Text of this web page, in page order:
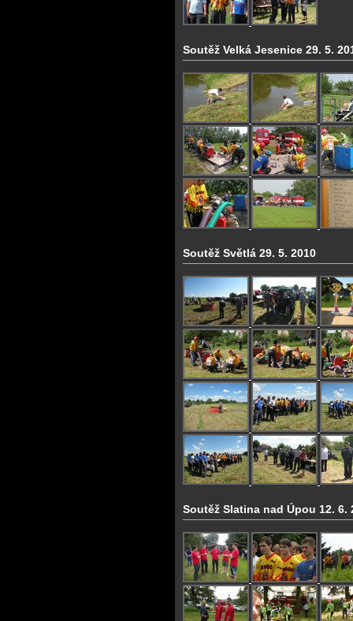
Soutěž Velká Jesenice 29. 5.
Soutěž Světlá 29. 5. 2010
Soutěž Slatina nad Úpou 12. 6.